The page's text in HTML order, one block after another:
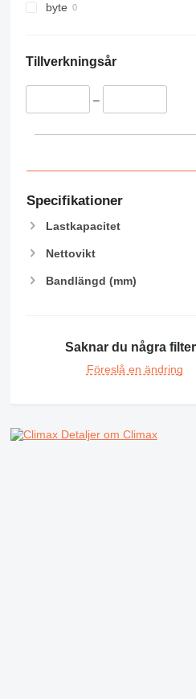
byte
Tillverkningsår
–
Specifikationer
Lastkapacitet
Nettovikt
Bandlängd (mm)
Saknar du några
Föreslå en ändring
Detaljer om Climax